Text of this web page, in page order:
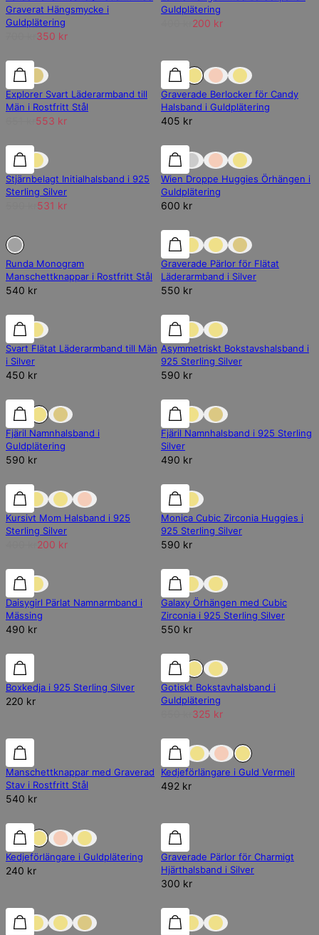
Graverat Hängsmycke i
Guldplätering
350 kr
Guldplätering
200 kr
15% rabatt 15% rabatt
Explorer Svart Läderarmband till
Män i Rostfritt Stål
553 kr
Graverade Berlocker för Candy
Halsband i Guldplätering
405 kr
REA REA
Stjärnbelagt Initialhalsband i 925
Sterling Silver
531 kr
Wien Droppe Huggies Örhängen i
Guldplätering
600 kr
Slut på lager Slut på lager
Runda Monogram
Manschettknappar i Rostfritt Stål
540 kr
Graverade Pärlor för Flätat
Läderarmband i Silver
550 kr
Svart Flätat Läderarmband till Män
i Silver
450 kr
Asymmetriskt Bokstavshalsband i
925 Sterling Silver
590 kr
Fjäril Namnhalsband i
Guldplätering
590 kr
Fjäril Namnhalsband i 925 Sterling
Silver
490 kr
REA
Kursivt Mom Halsband i 925
Sterling Silver
200 kr
Monica Cubic Zirconia Huggies i
925 Sterling Silver
590 kr
Daisygirl Pärlat Namnarmband i
Mässing
490 kr
REA
Galaxy Örhängen med Cubic
Zirconia i 925 Sterling Silver
550 kr
Boxkedja i 925 Sterling Silver
220 kr
REA
Gotiskt Bokstavhalsband i
Guldplätering
325 kr
Manschettknappar med Graverad
Stav i Rostfritt Stål
540 kr
Kedjeförlängare i Guld Vermeil
492 kr
Kedjeförlängare i Guldplätering
240 kr
Graverade Pärlor för Charmigt
Hjärthalsband i Silver
300 kr